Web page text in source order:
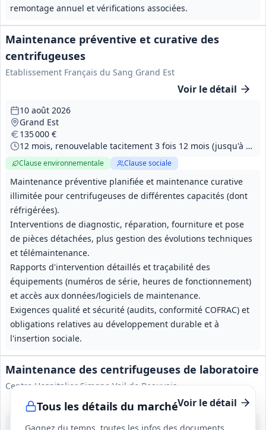
remontage annuel et vérifications associées.
Maintenance préventive et curative des
centrifugeuses
Etablissement Français du Sang Grand Est
Voir le détail
Maintenance préventive planifiée et maintenance curative
illimitée pour centrifugeuses de différentes capacités (dont
réfrigérées).
Interventions de diagnostic, réparation, fourniture et pose
de pièces détachées, plus gestion des évolutions techniques
et télémaintenance.
Rapports d'intervention détaillés et traçabilité des
équipements (numéros de série, heures de fonctionnement)
et accès aux données/logiciels de maintenance.
Exigences qualité et sécurité (audits, conformité COFRAC) et
obligations relatives au développement durable et à
l'insertion sociale.
10 août 2026
Grand Est
135 000 €
12 mois, renouvelable tacitement 3 fois 12 mois (jusqu'à 4 ans)
Clause environnementale Clause sociale
Tous les détails du marché
Maintenance des centrifugeuses de laboratoire
Centre Hospitalier Simone Veil de Beauvais
Voir le détail
10 août 2026